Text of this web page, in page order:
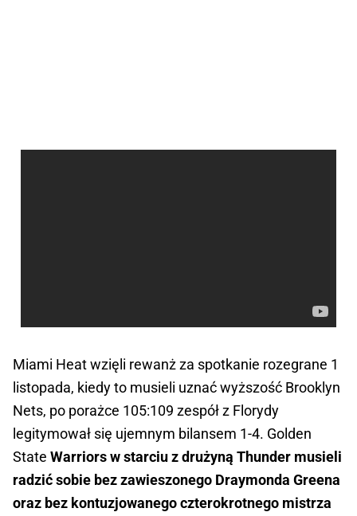
Miami Heat wzięli rewanż za spotkanie rozegrane 1
listopada, kiedy to musieli uznać wyższość Brooklyn
Nets, po porażce 105:109 zespół z Florydy
legitymował się ujemnym bilansem 1-4. Golden
State Warriors w starciu z drużyną Thunder musieli
radzić sobie bez zawieszonego Draymonda Greena
oraz bez kontuzjowanego czterokrotnego mistrza